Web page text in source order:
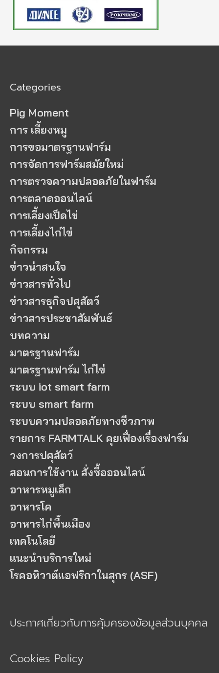
Categories
Pig Moment
การ เลี้ยงหมู
การขอมาตรฐานฟาร์ม
การจัดการฟาร์มสมัยใหม่
การตรวจความปลอดภัยในฟาร์ม
การตลาดออนไลน์
การเลี้ยงเป็ดไข่
การเลี้ยงไก่ไข่
กิจกรรม
ข่าวน่าสนใจ
ข่าวสารทั่วไป
ข่าวสารธุกิจปศุสัตว์
ข่าวสารประชาสัมพันธ์
บทความ
มาตรฐานฟาร์ม
มาตรฐานฟาร์ม ไก่ไข่
ระบบ iot smart farm
ระบบ smart farm
ระบบความปลอดภัยทางชีวภาพ
รายการ FARMTALK คุยเฟื่องเรื่องฟาร์ม
วงการปศุสัตว์
สอนการใช้งาน สั่งซื้อออนไลน์
อาหารหมูเล็ก
อาหารโค
อาหารไก่พื้นเมือง
เทคโนโลยี
แนะนำบริการใหม่
โรคอหิวาต์แอฟริกาในสุกร (ASF)
ประกาศเกี่ยวกับการคุ้มครองข้อมูลส่วนบุคคล
Cookies Policy